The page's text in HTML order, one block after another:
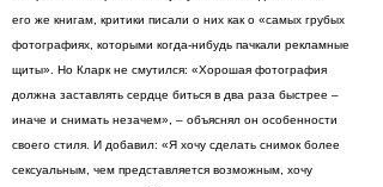
его же книгам, критики писали о них как о «самых грубых
фотографиях, которыми когда-нибудь пачкали рекламные
щиты». Но Кларк не смутился: «Хорошая фотография
должна заставлять сердце биться в два раза быстрее –
иначе и снимать незачем», – объяснял он особенности
своего стиля. И добавил: «Я хочу сделать снимок более
сексуальным, чем представляется возможным, хочу